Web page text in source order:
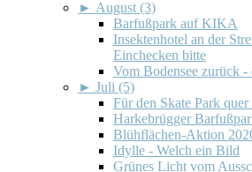
► August (3)
Barfußpark auf KIKA
Insektenhotel an der
Einchecken bitte
Vom Bodensee zurück -
► Juli (5)
Für den Skate Park
Harkebrügger
Blühflächen-Aktion
Idylle - Welch ein Bild
Grünes Licht vom